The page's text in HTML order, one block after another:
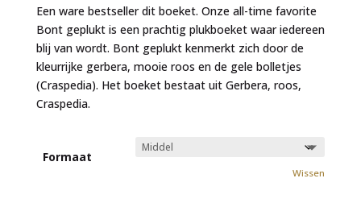
€36,99
Een ware bestseller dit boeket. Onze all-time favorite
Bont geplukt is een prachtig plukboeket waar iedereen
blij van wordt. Bont geplukt kenmerkt zich door de
kleurrijke gerbera, mooie roos en de gele bolletjes
(Craspedia). Het boeket bestaat uit Gerbera, roos,
Craspedia.
Formaat
Wissen